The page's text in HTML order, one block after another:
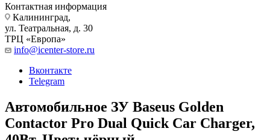
Контактная информация
Калининград,
ул. Театральная, д. 30
ТРЦ «Европа»
info@icenter-store.ru
Вконтакте
Telegram
Автомобильное ЗУ Baseus Golden
Contactor Pro Dual Quick Car Charger,